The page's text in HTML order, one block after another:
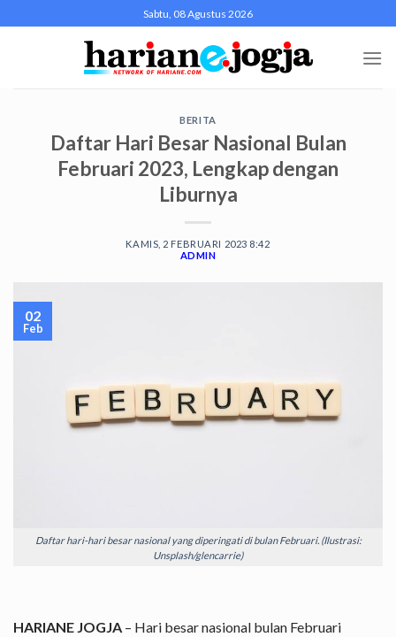
to
Sabtu, 08 Agustus 2026
BERITA
Daftar Hari Besar Nasional Bulan
Februari 2023, Lengkap dengan
Liburnya
KAMIS, 2 FEBRUARI 2023 8:42
ADMIN
Daftar hari-hari besar nasional yang diperingati di bulan Februari. (Ilustrasi:
Unsplash/glencarrie)
02
Feb
HARIANE JOGJA – Hari besar nasional bulan Februari